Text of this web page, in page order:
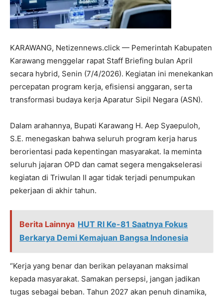
KARAWANG, Netizennews.click — Pemerintah Kabupaten
Karawang menggelar rapat Staff Briefing bulan April
secara hybrid, Senin (7/4/2026). Kegiatan ini menekankan
percepatan program kerja, efisiensi anggaran, serta
transformasi budaya kerja Aparatur Sipil Negara (ASN).
Dalam arahannya, Bupati Karawang H. Aep Syaepuloh,
S.E. menegaskan bahwa seluruh program kerja harus
berorientasi pada kepentingan masyarakat. Ia meminta
seluruh jajaran OPD dan camat segera mengakselerasi
kegiatan di Triwulan II agar tidak terjadi penumpukan
pekerjaan di akhir tahun.
Berita Lainnya HUT RI Ke-81 Saatnya Fokus
Berkarya Demi Kemajuan Bangsa Indonesia
“Kerja yang benar dan berikan pelayanan maksimal
kepada masyarakat. Samakan persepsi, jangan jadikan
tugas sebagai beban. Tahun 2027 akan penuh dinamika,